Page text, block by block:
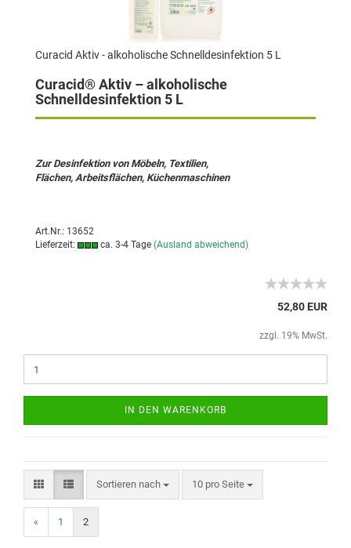
Curacid Aktiv - alkoholische Schnelldesinfektion 5 L
Curacid® Aktiv – alkoholische
Schnelldesinfektion 5 L
Zur Desinfektion von Möbeln, Textilien,
Flächen, Arbeitsflächen, Küchenmaschinen
Art.Nr.: 13652
Lieferzeit:
ca. 3-4 Tage (Ausland abweichend)
52,80 EUR
zzgl. 19% MwSt.
IN DEN WARENKORB
Sortieren nach 10 pro Seite
« 1 2